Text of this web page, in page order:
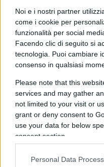
Noi e i nostri partner
come i cookie per
funzionalità per social
Facendo clic di seguito si
tecnologia. Puoi cambiare
consenso in qualsiasi
Please note that this
services and may gather
not limited to your visit or
grant or deny consent to
use your data for below
consent section.
Personal Data
La crisi migratoria che
mostra anche il suo
migliaia di persone